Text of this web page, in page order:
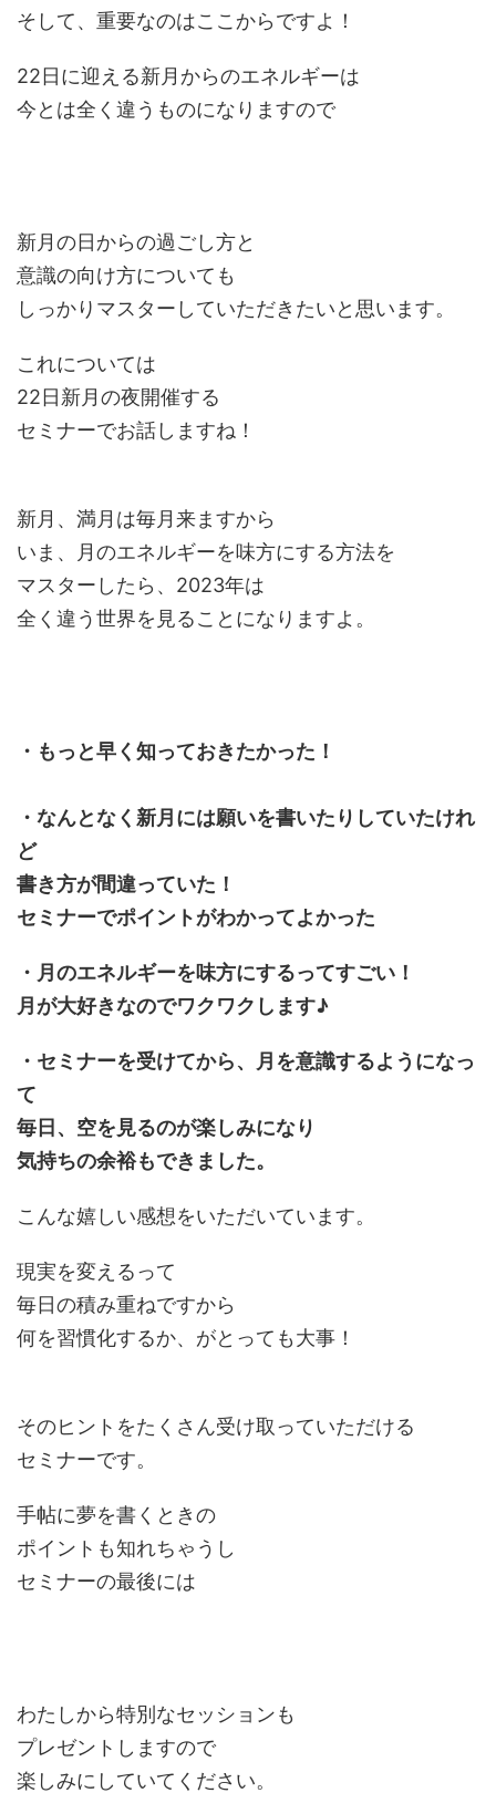
そして、重要なのはここからですよ！
22日に迎える新月からのエネルギーは
今とは全く違うものになりますので
新月の日からの過ごし方と
意識の向け方についても
しっかりマスターしていただきたいと思います。
これについては
22日新月の夜開催する
セミナーでお話しますね！
新月、満月は毎月来ますから
いま、月のエネルギーを味方にする方法を
マスターしたら、2023年は
全く違う世界を見ることになりますよ。
・もっと早く知っておきたかった！
・なんとなく新月には願いを書いたりしていたけれ
ど
書き方が間違っていた！
セミナーでポイントがわかってよかった
・月のエネルギーを味方にするってすごい！
月が大好きなのでワクワクします♪
・セミナーを受けてから、月を意識するようになっ
て
毎日、空を見るのが楽しみになり
気持ちの余裕もできました。
こんな嬉しい感想をいただいています。
現実を変えるって
毎日の積み重ねですから
何を習慣化するか、がとっても大事！
そのヒントをたくさん受け取っていただける
セミナーです。
手帖に夢を書くときの
ポイントも知れちゃうし
セミナーの最後には
わたしから特別なセッションも
プレゼントしますので
楽しみにしていてください。